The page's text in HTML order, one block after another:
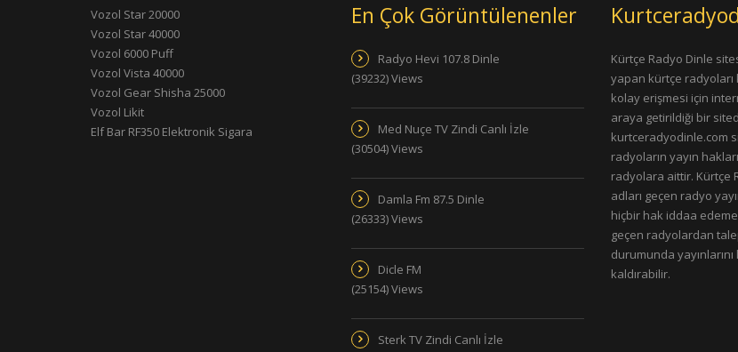
Vozol Star 20000
Vozol Star 40000
Vozol 6000 Puff
Vozol Vista 40000
Vozol Gear Shisha 25000
Vozol Likit
Elf Bar RF350 Elektronik Sigara
En Çok Görüntülenenler
Radyo Hevi 107.8 Dinle
(39232) Views
Med Nuçe TV Zindi Canlı İzle
(30504) Views
Damla Fm 87.5 Dinle
(26333) Views
Dicle FM
(25154) Views
Sterk TV Zindi Canlı İzle
Kürtçe Radyo Dinle
yapan kürtçe radyoları
kolay erişmesi için
araya getirildiği bir
kurtceradyodinle.com
radyoların yayın
radyolara aittir. Kürtçe
adları geçen radyo
hiçbir hak iddaa
geçen radyolardan
durumunda
kaldırabilir.